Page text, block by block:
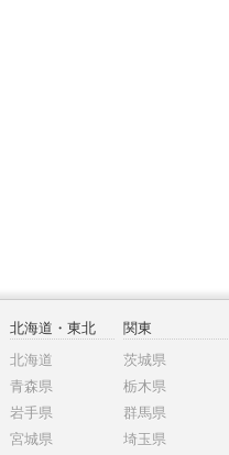
北海道・東北
北海道
青森県
岩手県
宮城県
関東
茨城県
栃木県
群馬県
埼玉県